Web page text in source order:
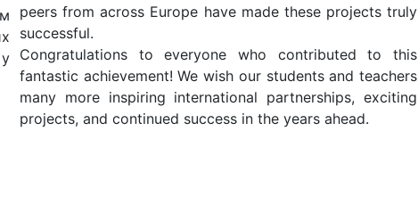
peers from across Europe have made these projects truly
successful.
Congratulations to everyone who contributed to this
fantastic achievement! We wish our students and teachers
many more inspiring international partnerships, exciting
projects, and continued success in the years ahead.